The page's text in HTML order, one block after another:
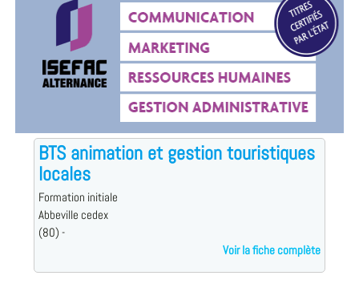
BTS animation et gestion touristiques
locales
Formation initiale
Abbeville cedex
(80) -
Voir la fiche complète